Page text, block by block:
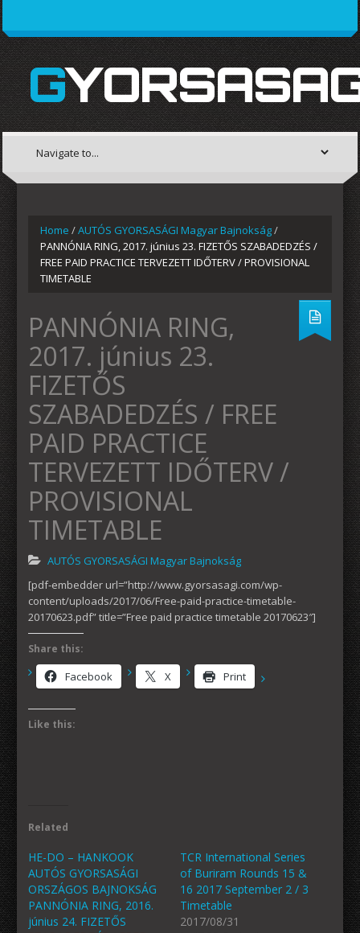
Home /AUTÓS GYORSASÁGI Magyar Bajnokság/
PANNÓNIA RING, 2017. június 23. FIZETŐS SZABADEDZÉS /
FREE PAID PRACTICE TERVEZETT IDŐTERV / PROVISIONAL
TIMETABLE
PANNÓNIA RING,
2017. június 23.
FIZETŐS
SZABADEDZÉS / FREE
PAID PRACTICE
TERVEZETT IDŐTERV /
PROVISIONAL
TIMETABLE
AUTÓS GYORSASÁGI Magyar Bajnokság
[pdf-embedder url=”http://www.gyorsasagi.com/wp-
content/uploads/2017/06/Free-paid-practice-timetable-
20170623.pdf” title=”Free paid practice timetable 20170623″]
Share this:
Facebook X Print
Like this:
Related
HE-DO – HANKOOK
AUTÓS GYORSASÁGI
ORSZÁGOS BAJNOKSÁG
PANNÓNIA RING, 2016.
június 24. FIZETŐS
TCR International Series
of Buriram Rounds 15 &
16 2017 September 2 / 3
Timetable
2017/08/31